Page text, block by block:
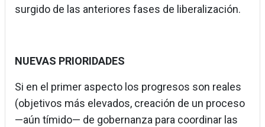
surgido de las anteriores fases de liberalización.
NUEVAS PRIORIDADES
Si en el primer aspecto los progresos son reales
(objetivos más elevados, creación de un proceso
—aún tímido— de gobernanza para coordinar las